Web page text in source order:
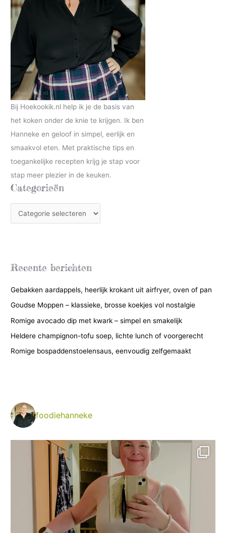
Bij Hoekookik.nl help ik je de basis van
het koken onder de knie te krijgen. Ik ben
Hanneke en geloof in simpel, eerlijk en
smaakvol eten. Met praktische tips en
toegankelijke recepten krijg je stap voor
stap meer plezier in de keuken.
Categorieën
a
g
r
i
e
ë
Recente berichten
Gebakken aardappels, heerlijk krokant uit airfryer, oven of pan
Goudse Moppen – klassieke, brosse koekjes vol nostalgie
Romige avocado dip met kwark – simpel en smakelijk
Heldere champignon-tofu soep, lichte lunch of voorgerecht
Romige bospaddenstoelensaus, eenvoudig zelfgemaakt
foodiehanneke